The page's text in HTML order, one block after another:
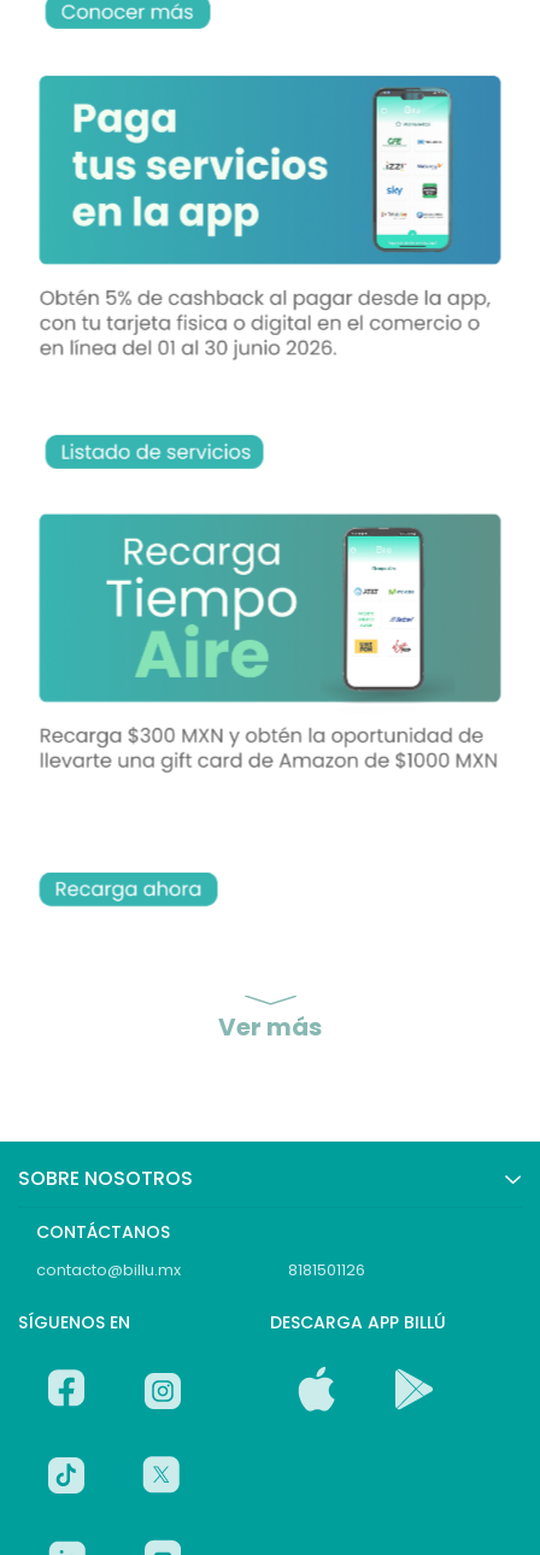
Ver más
SOBRE NOSOTROS
CONTÁCTANOS
contacto@billu.mx 8181501126
SÍGUENOS EN DESCARGA APP BILLÚ